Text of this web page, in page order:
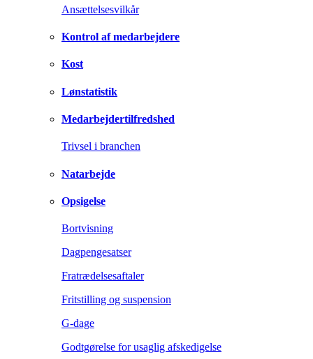
Ansættelsesvilkår
Kontrol af medarbejdere
Kost
Lønstatistik
Medarbejdertilfredshed
Trivsel i branchen
Natarbejde
Opsigelse
Bortvisning
Dagpengesatser
Fratrædelsesaftaler
Fritstilling og suspension
G-dage
Godtgørelse for usaglig afskedigelse